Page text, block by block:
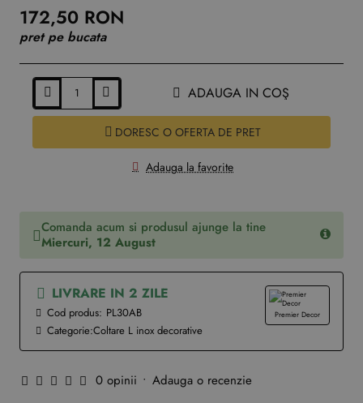
LIVRARE IN 2 ZILE
Cod produs: PL30AB
Categorie:Coltare L inox decorative
Premier Decor
0 opinii • Adauga o recenzie
172,50 RON
pret pe bucata
ADAUGA IN COŞ
DORESC O OFERTA DE PRET
Adauga la favorite
Comanda acum si produsul ajunge la tine
Miercuri, 12 August